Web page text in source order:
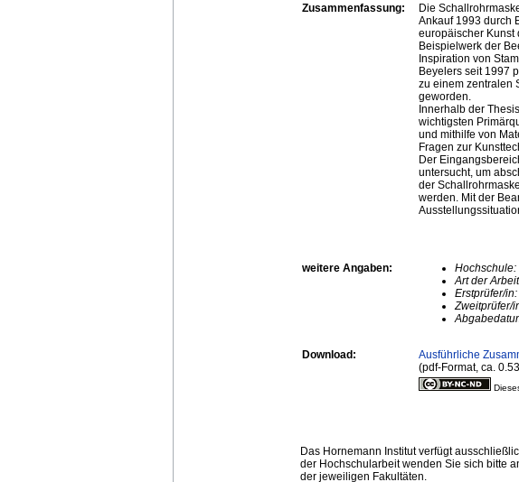
Zusammenfassung:
Die
Ankauf 1993 durch
europäischer Kunst
Beispielwerk der
Inspiration von
Beyelers seit 1997
zu einem zentralen
geworden.
Innerhalb der
wichtigsten
und mithilfe von
Fragen zur
Der
untersucht, um
der
werden. Mit der
weitere Angaben: Hochschule:
Art der
Erstprüfer/in:
Zweitprüfer/
Download:
Ausführliche
(pdf-Format, ca.
Das Hornemann Institut verfügt
der Hochschularbeit wenden Sie sich bitte
der jeweiligen Fakultäten.